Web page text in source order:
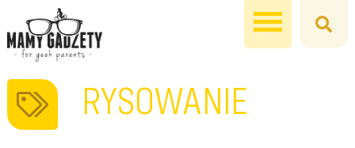
RYSOWANIE